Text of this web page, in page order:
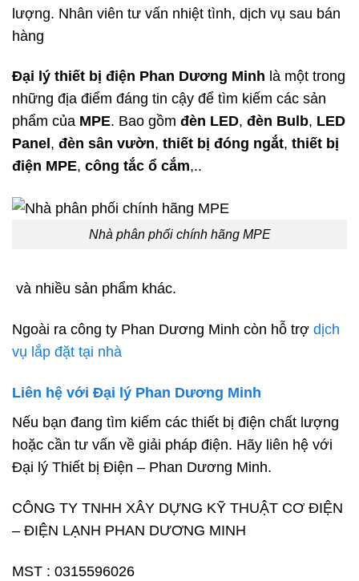
lượng. Nhân viên tư vấn nhiệt tình, dịch vụ sau bán
hàng
Đại lý thiết bị điện Phan Dương Minh là một trong
những địa điểm đáng tin cậy để tìm kiếm các sản
phẩm của MPE. Bao gồm đèn LED, đèn Bulb, LED
Panel , đèn sân vườn, thiết bị đóng ngắt, thiết bị
điện MPE, công tắc ổ cắm,..
Nhà phân phối chính hãng MPE
và nhiều sản phẩm khác.
Ngoài ra công ty Phan Dương Minh còn hỗ trợ dịch
vụ lắp đặt tại nhà
Liên hệ với Đại lý Phan Dương Minh
Nếu bạn đang tìm kiếm các thiết bị điện chất lượng
hoặc cần tư vấn về giải pháp điện. Hãy liên hệ với
Đại lý Thiết bị Điện – Phan Dương Minh.
CÔNG TY TNHH XÂY DỰNG KỸ THUẬT CƠ ĐIỆN
– ĐIỆN LẠNH PHAN DƯƠNG MINH
MST : 0315596026